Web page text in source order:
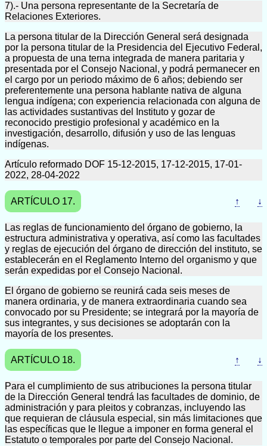
7).- Una persona representante de la Secretaría de
Relaciones Exteriores.
La persona titular de la Dirección General será designada
por la persona titular de la Presidencia del Ejecutivo Federal,
a propuesta de una terna integrada de manera paritaria y
presentada por el Consejo Nacional, y podrá permanecer en
el cargo por un periodo máximo de 6 años; debiendo ser
preferentemente una persona hablante nativa de alguna
lengua indígena; con experiencia relacionada con alguna de
las actividades sustantivas del Instituto y gozar de
reconocido prestigio profesional y académico en la
investigación, desarrollo, difusión y uso de las lenguas
indígenas.
Artículo reformado DOF 15-12-2015, 17-12-2015, 17-01-
2022, 28-04-2022
ARTÍCULO 17. ↑ ↓
Las reglas de funcionamiento del órgano de gobierno, la
estructura administrativa y operativa, así como las facultades
y reglas de ejecución del órgano de dirección del instituto, se
establecerán en el Reglamento Interno del organismo y que
serán expedidas por el Consejo Nacional.
El órgano de gobierno se reunirá cada seis meses de
manera ordinaria, y de manera extraordinaria cuando sea
convocado por su Presidente; se integrará por la mayoría de
sus integrantes, y sus decisiones se adoptarán con la
mayoría de los presentes.
ARTÍCULO 18. ↑ ↓
Para el cumplimiento de sus atribuciones la persona titular
de la Dirección General tendrá las facultades de dominio, de
administración y para pleitos y cobranzas, incluyendo las
que requieran de cláusula especial, sin más limitaciones que
las específicas que le llegue a imponer en forma general el
Estatuto o temporales por parte del Consejo Nacional.